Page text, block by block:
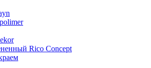
Rico Concept